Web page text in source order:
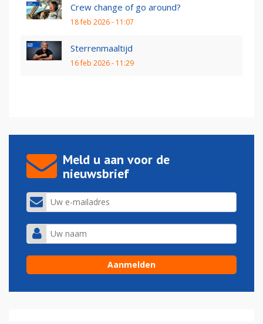
Crew change of go around?
18 feb 2026 - 11:07
Sterrenmaaltijd
16 feb 2026 - 11:29
Meld u aan voor de
nieuwsbrief